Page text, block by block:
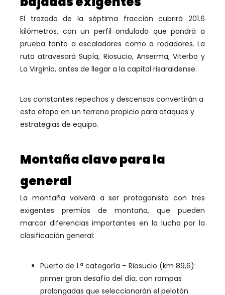
El trazado de la séptima fracción cubrirá 201.6
kilómetros, con un perfil ondulado que pondrá a
prueba tanto a escaladores como a rodadores. La
ruta atravesará Supía, Riosucio, Anserma, Viterbo y
La Virginia, antes de llegar a la capital risaraldense.
Los constantes repechos y descensos convertirán a
esta etapa en un terreno propicio para ataques y
estrategias de equipo.
Montaña clave para la
general
La montaña volverá a ser protagonista con tres
exigentes premios de montaña, que pueden
marcar diferencias importantes en la lucha por la
clasificación general:
Puerto de 1.ª categoría – Riosucio (km 89,6):
primer gran desafío del día, con rampas
prolongadas que seleccionarán el pelotón.